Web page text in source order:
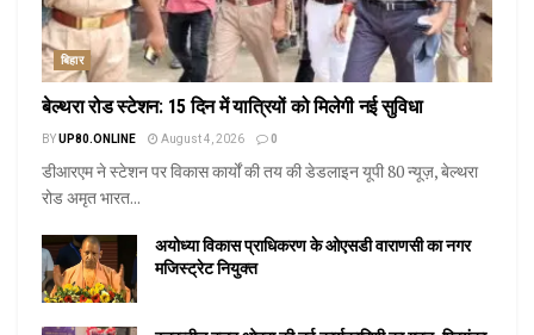
बिहार
बेल्थरा रोड स्टेशन: 15 दिन में यात्रियों को मिलेगी नई सुविधा
BYUP80.ONLINE August 4, 2026 0
डीआरएम ने स्टेशन पर विकास कार्यों की तय की डेडलाइन यूपी 80 न्यूज़, बेल्थरा
रोड अमृत भारत...
अयोध्या विकास प्राधिकरण के ओएसडी वाराणसी का नगर
मजिस्ट्रेट नियुक्त